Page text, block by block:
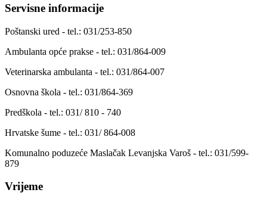
Servisne informacije
Poštanski ured - tel.: 031/253-850
Ambulanta opće prakse - tel.: 031/864-009
Veterinarska ambulanta - tel.: 031/864-007
Osnovna škola - tel.: 031/864-369
Predškola - tel.: 031/ 810 - 740
Hrvatske šume - tel.: 031/ 864-008
Komunalno poduzeće Maslačak Levanjska Varoš - tel.: 031/599-
879
Vrijeme